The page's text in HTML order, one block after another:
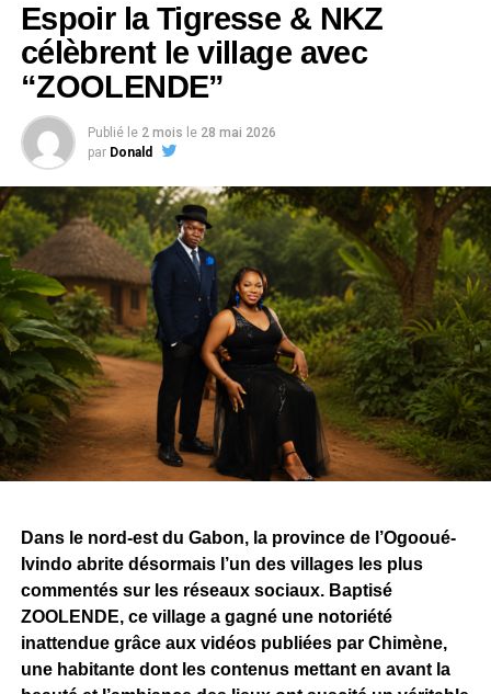
Espoir la Tigresse & NKZ
célèbrent le village avec
“ZOOLENDE”
Publié le 2 mois le 28 mai 2026
par Donald
Dans le nord-est du Gabon, la province de l’Ogooué-
Ivindo abrite désormais l’un des villages les plus
commentés sur les réseaux sociaux. Baptisé
ZOOLENDE, ce village a gagné une notoriété
inattendue grâce aux vidéos publiées par Chimène,
une habitante dont les contenus mettant en avant la